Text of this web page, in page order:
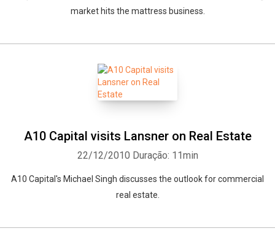
market hits the mattress business.
A10 Capital visits Lansner on Real Estate
22/12/2010 Duração: 11min
A10 Capital's Michael Singh discusses the outlook for commercial
real estate.